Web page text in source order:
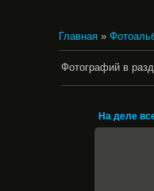
Главная »
Фотографий в
На деле